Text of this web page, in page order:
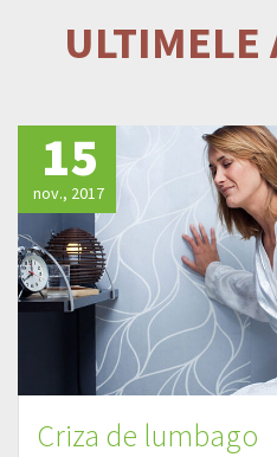
ULTIMELE
15
nov., 2017
Criza de lumbago